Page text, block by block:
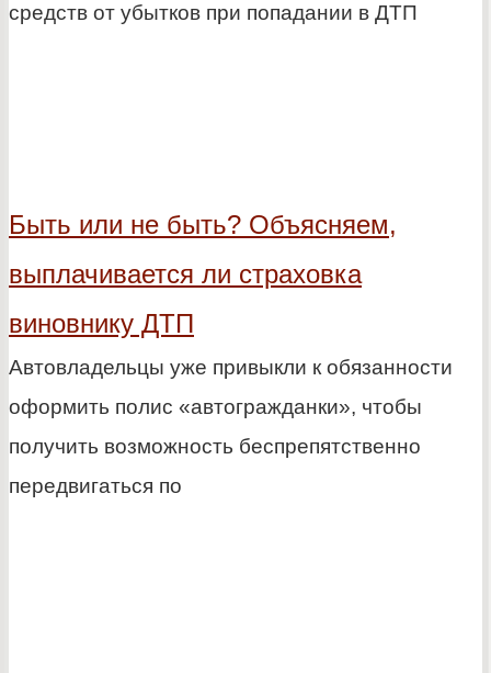
средств от убытков при попадании в ДТП
Быть или не быть? Объясняем,
выплачивается ли страховка
виновнику ДТП
Автовладельцы уже привыкли к обязанности
оформить полис «автогражданки», чтобы
получить возможность беспрепятственно
передвигаться по